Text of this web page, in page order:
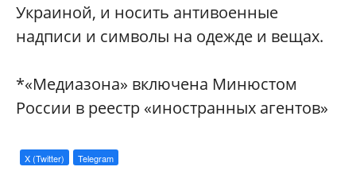
Украиной, и носить антивоенные
надписи и символы на одежде и вещах.
*«Медиазона» включена Минюстом
России в реестр «иностранных агентов»
X (Twitter) Telegram